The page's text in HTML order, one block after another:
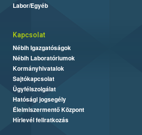
Labor/Egyéb
Kapcsolat
Nébih Igazgatóságok
Nébih Laboratóriumok
Kormányhivatalok
Sajtókapcsolat
Ügyfélszolgálat
Hatósági jogsegély
Élelmiszermentő Központ
Hírlevél feliratkozás